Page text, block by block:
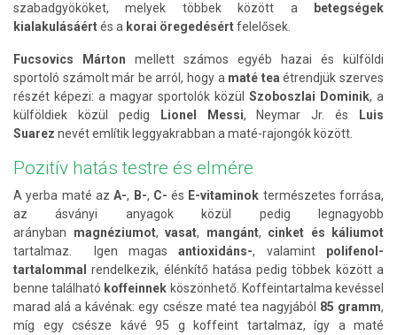
szabadgyököket, melyek többek között a
betegségek
kialakulásáértés a korai öregedésértfelelősek.
Fucsovics Márton mellett számos egyéb hazai és külföldi
sportoló számolt már be arról, hogy a maté teaétrendjük szerves
részét képezi: a magyar sportolók közül Szoboszlai Dominik, a
külföldiek közül pedig Lionel Messi, Neymar Jr. és Luis
Suarez nevét említik leggyakrabban a maté-rajongók között.
Pozitív hatás testre és elmére
A yerba maté azA-, B-, C-és E-vitaminok természetes forrása,
az ásványi anyagok közül pedig legnagyobb
arányban magnéziumot, vasat, mangánt, cinket és káliumot
tartalmaz.
Igen magasantioxidáns-, valamint polifenol-
tartalommalrendelkezik, élénkítő hatása pedig többek között a
benne található koffeinnek köszönhető. Koffeintartalma kevéssel
marad alá a kávénak: egy csésze maté tea nagyjából 85 gramm,
míg egy csésze kávé 95 g koffeint tartalmaz, így a maté